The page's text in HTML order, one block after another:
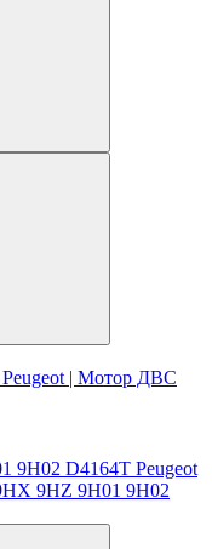
| Мотор ДВС